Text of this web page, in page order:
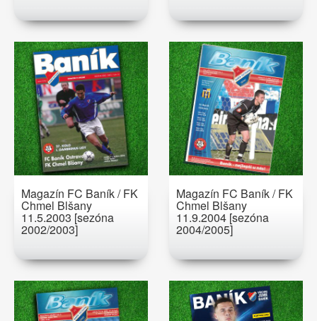
Magazín FC Baník / FK
Chmel Blšany
11.5.2003 [sezóna
2002/2003]
Magazín FC Baník / FK
Chmel Blšany
11.9.2004 [sezóna
2004/2005]